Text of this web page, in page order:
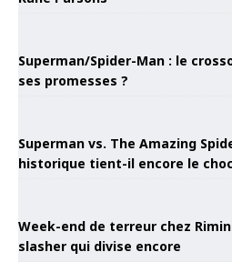
Superman/Spider-Man : le
ses promesses ?
Superman vs. The Amazing
historique tient-il encore le
Week-end de terreur chez
slasher qui divise encore